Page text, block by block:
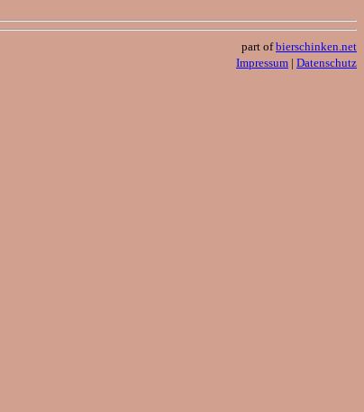
part ofbierschinken.net
Impressum | Datenschutz